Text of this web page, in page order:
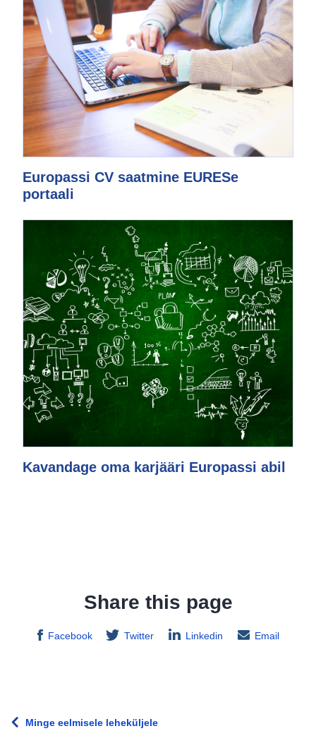
Europassi CV saatmine EURESe
portaali
Kavandage oma karjääri Europassi abil
Share this page
Facebook Twitter Linkedin Email
Minge eelmisele leheküljele